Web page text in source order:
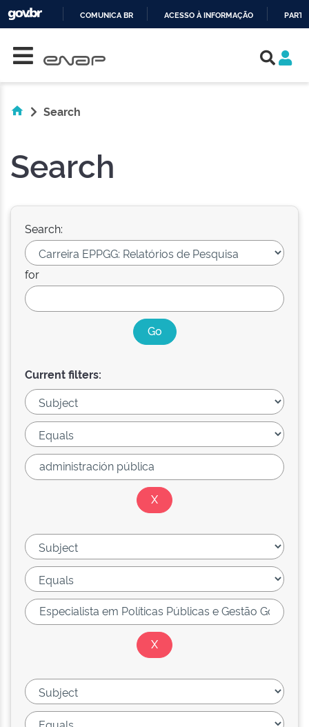
COMUNICA BR ACESSO À INFORMAÇÃO
Search
Search
Search:
for
Current filters: